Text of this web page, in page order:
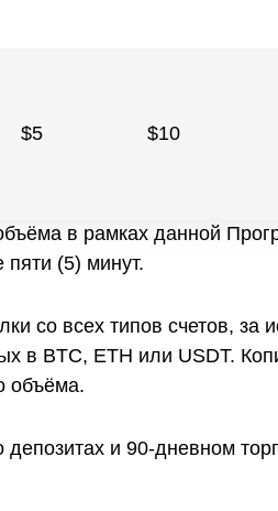
$5 $10
в рамках данной
(5) минут.
со всех типов счетов,
в BTC, ETH или USDT.
объёма.
и 90-дневном